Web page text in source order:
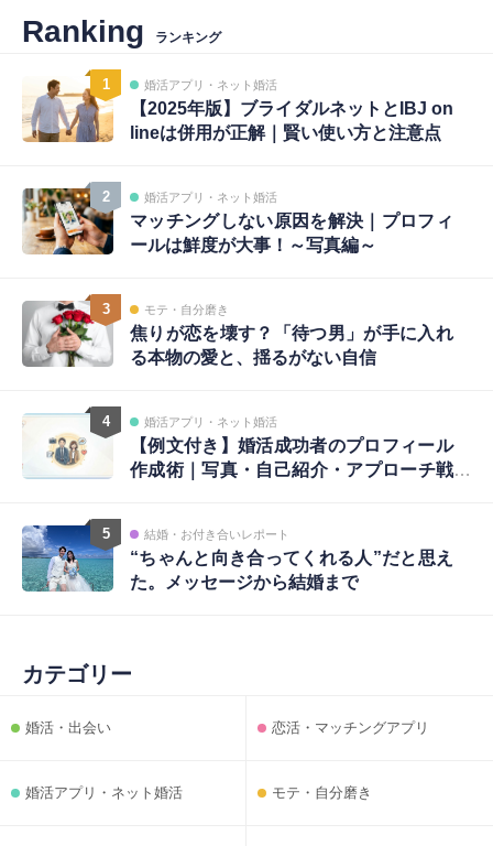
Ranking ランキング
1 婚活アプリ・ネット婚活
【2025年版】ブライダルネットとIBJ on
lineは併用が正解｜賢い使い方と注意点
2 婚活アプリ・ネット婚活
マッチングしない原因を解決｜プロフィ
ールは鮮度が大事！～写真編～
3 モテ・自分磨き
焦りが恋を壊す？「待つ男」が手に入れ
る本物の愛と、揺るがない自信
4 婚活アプリ・ネット婚活
【例文付き】婚活成功者のプロフィール
作成術｜写真・自己紹介・アプローチ戦
5 結婚・お付き合いレポート
“ちゃんと向き合ってくれる人”だと思え
た。メッセージから結婚まで
カテゴリー
婚活・出会い 恋活・マッチングアプリ
婚活アプリ・ネット婚活 モテ・自分磨き